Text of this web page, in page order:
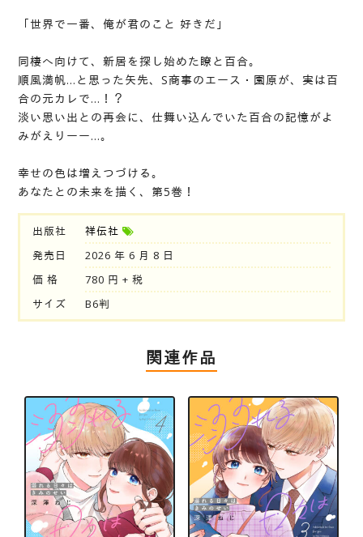
「世界で一番、俺が君のこと 好きだ」
同棲へ向けて、新居を探し始めた瞭と百合。
順風満帆…と思った矢先、S商事のエース・園原が、実は百
合の元カレで…！？
淡い思い出との再会に、仕舞い込んでいた百合の記憶がよ
みがえりーー…。
幸せの色は増えつづける。
あなたとの未来を描く、第5巻！
出版社
祥伝社
発売日
2026 年 6 月 8 日
価 格
780 円 + 税
サイズ
B6判
関連作品